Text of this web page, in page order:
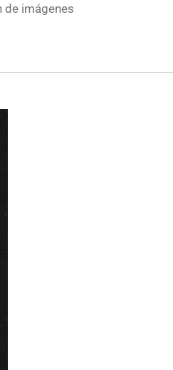
de imágenes